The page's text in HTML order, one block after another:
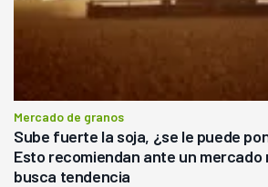
Mercado de granos
Sube fuerte la soja, ¿se le puede
Esto recomiendan ante un mercado
busca tendencia